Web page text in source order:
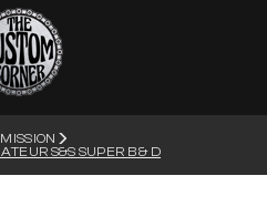
S&S SUPER B & D